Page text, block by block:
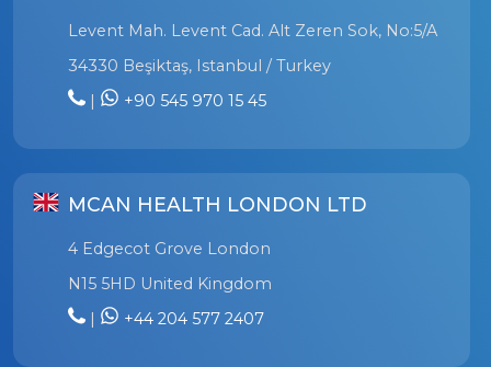
Levent Mah. Levent Cad. Alt Zeren Sok, No:5/A
34330 Beşiktaş, Istanbul / Turkey
|
+90 545 970 15 45
MCAN HEALTH LONDON LTD
4 Edgecot Grove London
N15 5HD United Kingdom
|
+44 204 577 2407